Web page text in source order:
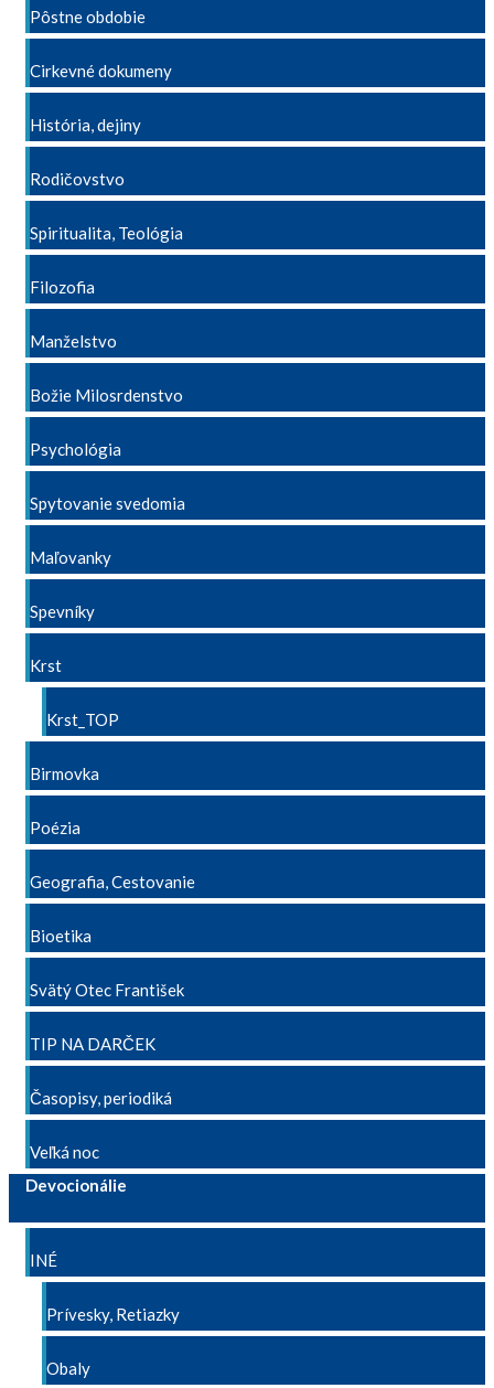
Pôstne obdobie
Cirkevné dokumeny
História, dejiny
Rodičovstvo
Spiritualita, Teológia
Filozofia
Manželstvo
Božie Milosrdenstvo
Psychológia
Spytovanie svedomia
Maľovanky
Spevníky
Krst
Krst_TOP
Birmovka
Poézia
Geografia, Cestovanie
Bioetika
Svätý Otec František
TIP NA DARČEK
Časopisy, periodiká
Veľká noc
Devocionálie
INÉ
Prívesky, Retiazky
Obaly